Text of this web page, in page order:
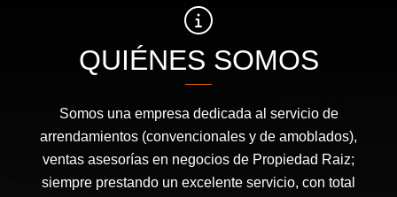
QUIÉNES SOMOS
Somos una empresa dedicada al servicio de
arrendamientos (convencionales y de amoblados),
ventas asesorías en negocios de Propiedad Raiz;
siempre prestando un excelente servicio, con total